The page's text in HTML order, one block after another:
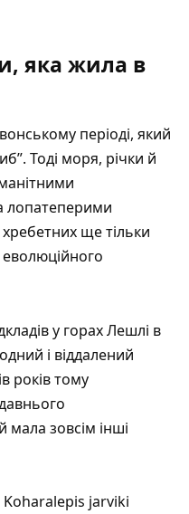
яка жила в
періоді, який
Тоді моря, річки й
ще тільки
у горах Лешлі в
і віддалений
років тому
мала зовсім інші
Koharalepis jarviki